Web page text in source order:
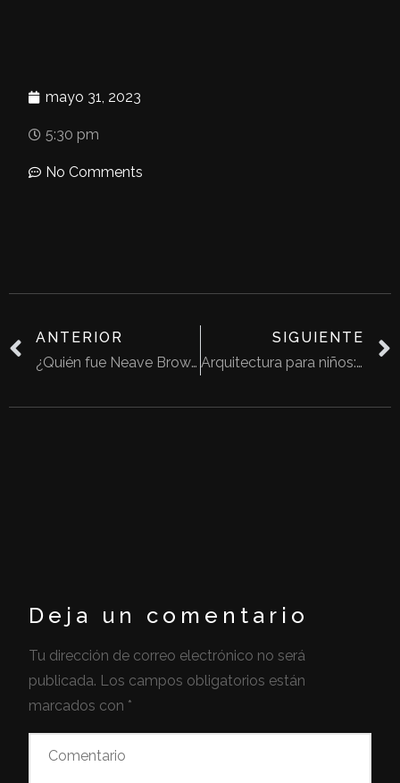
mayo 31, 2023
5:30 pm
No Comments
ANTERIOR
¿Quién fue Neave Brown? Arquitecto que reinvento e impulso la vivienda pública
SIGUIENTE
Arquitectura para niños: Una guardería que se transforma en pueblo
Deja un comentario
Tu dirección de correo electrónico no será
publicada. Los campos obligatorios están
marcados con *